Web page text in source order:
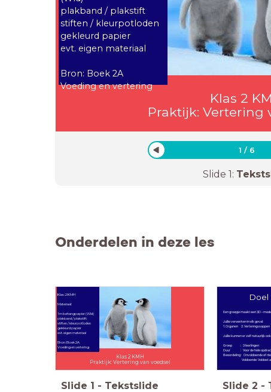
Klas 2
Praktijk: Vertering
plakband / plakstift
stiften / kleurpotloden
gekleurd papier
evt. eigen materiaal
Bron: Boek 2A
Voeding en vertering
1 / 6
Slide 1:
Onderdelen in deze les
Klas 2 KMH
Praktijk: Vertering van voedsel
Klas: 2 KMH
Materiaal:
1 m behangpapier (Wld)
plakband / plakstift
stiften / kleurpotloden
gekleurd papier
evt. eigen materiaal
Bron: Boek 2A
Voeding en vertering
Slide 1 - Tekstslide
Doel
Een groepje maakt een 3D -
Jullie verwerken in elk geval:
1. Organen 2.
Jullie kunnen er zelf natuurlijk
Groep : 3 leerlingen
Duur : Voor de hele opdracht :
Beoordeling : Onvoldoende of
Voldoende: Voldoet aan de
Slide 2 -